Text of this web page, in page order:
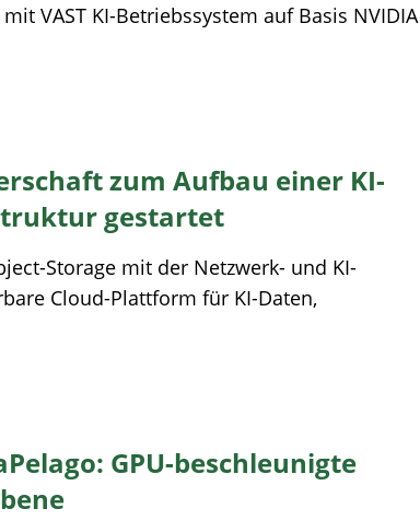
VAST KI-Betriebssystem auf Basis NVIDIA
zum Aufbau einer KI-
gestartet
Storage mit der Netzwerk- und KI-
Cloud-Plattform für KI-Daten,
GPU-beschleunigte